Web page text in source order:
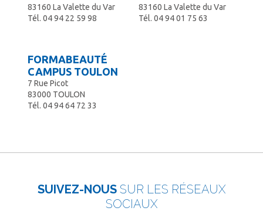
83160 La Valette du Var
Tél. 04 94 22 59 98
83160 La Valette du Var
Tél. 04 94 01 75 63
FORMABEAUTÉ
CAMPUS TOULON
7 Rue Picot
83000 TOULON
Tél. 04 94 64 72 33
SUIVEZ-NOUS SUR LES RÉSEAUX
SOCIAUX